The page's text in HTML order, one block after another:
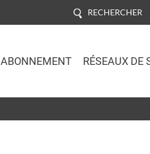
RECHERCHER
ABONNEMENT RÉSEAUX DE